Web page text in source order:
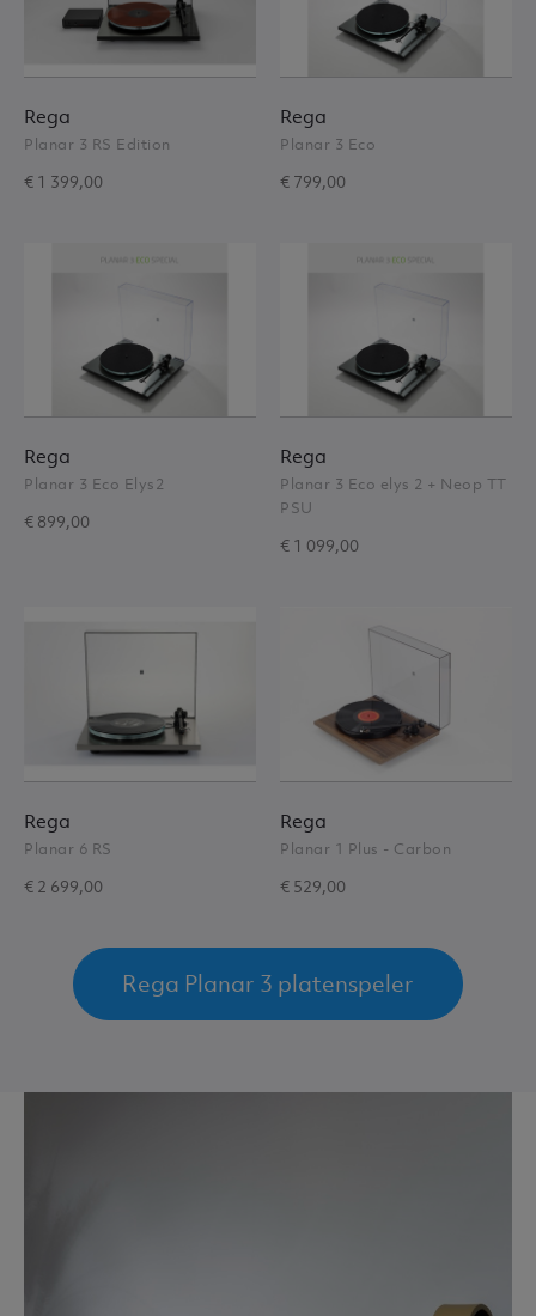
Rega
Planar 3 RS Edition
€ 1 399,00
Rega
Planar 3 Eco
€ 799,00
Rega
Planar 3 Eco Elys2
€ 899,00
Rega
Planar 3 Eco elys 2 + Neop TT
PSU
€ 1 099,00
Rega
Planar 6 RS
€ 2 699,00
Rega
Planar 1 Plus - Carbon
€ 529,00
Rega Planar 3 platenspeler